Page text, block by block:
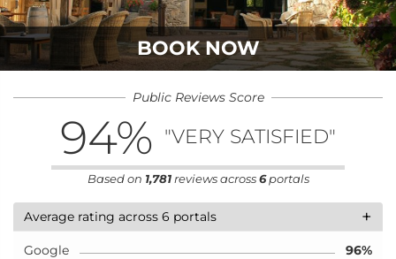
BOOK NOW
Public Reviews Score
94% "VERY SATISFIED"
Based on 1,781reviews across6portals
+
Average rating across 6 portals
Google
96%